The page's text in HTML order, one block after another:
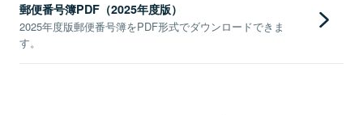
郵便番号簿PDF（2025年度版）
2025年度版郵便番号簿をPDF形式でダウンロードできま
す。